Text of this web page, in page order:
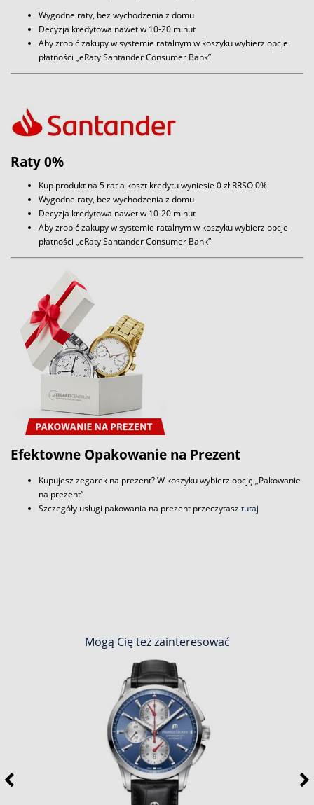
Wygodne raty, bez wychodzenia z domu
Decyzja kredytowa nawet w 10-20 minut
Aby zrobić zakupy w systemie ratalnym w koszyku wybierz opcje
płatności „eRaty Santander Consumer Bank”
Raty 0%
Kup produkt na 5 rat a koszt kredytu wyniesie 0 zł RRSO 0%
Wygodne raty, bez wychodzenia z domu
Decyzja kredytowa nawet w 10-20 minut
Aby zrobić zakupy w systemie ratalnym w koszyku wybierz opcje
płatności „eRaty Santander Consumer Bank”
Efektowne Opakowanie na Prezent
Kupujesz zegarek na prezent? W koszyku wybierz opcję „Pakowanie
na prezent”
Szczegóły usługi pakowania na prezent przeczytasztutaj
Mogą Cię też zainteresować